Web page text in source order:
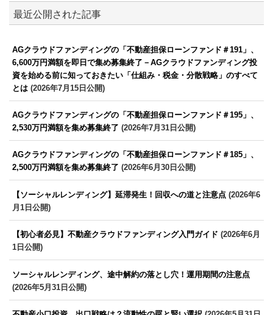
最近公開された記事
AGクラウドファンディングの「不動産担保ローンファンド＃191」、
6,600万円満額を即日で集め募集終了－AGクラウドファンディング投
資を始める前に知っておきたい「仕組み・税金・分散戦略」のすべて
とは (2026年7月15日公開)
AGクラウドファンディングの「不動産担保ローンファンド＃195」、
2,530万円満額を集め募集終了 (2026年7月31日公開)
AGクラウドファンディングの「不動産担保ローンファンド＃185」、
2,500万円満額を集め募集終了 (2026年6月30日公開)
【ソーシャルレンディング】延滞発生！回収への道と注意点 (2026年6
月1日公開)
【初心者必見】不動産クラウドファンディング入門ガイド (2026年6月
1日公開)
ソーシャルレンディング、途中解約の落とし穴！運用期間の注意点
(2026年5月31日公開)